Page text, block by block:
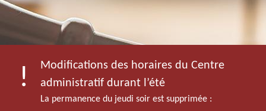
Modifications des horaires du Centre
administratif durant l’été
La permanence du jeudi soir est supprimée :